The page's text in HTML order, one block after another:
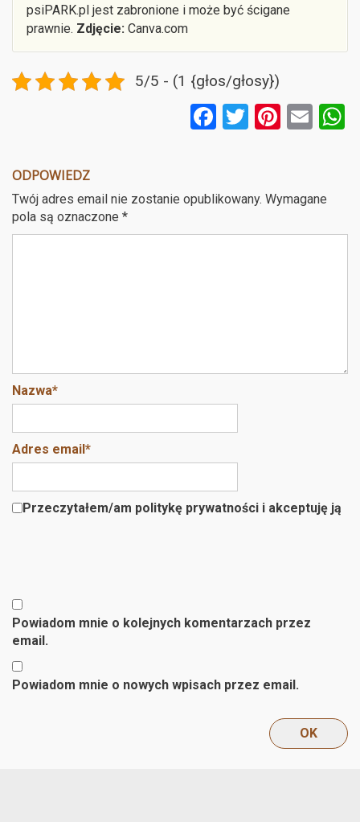
psiPARK.pl jest zabronione i może być ścigane
prawnie. Zdjęcie: Canva.com
5/5 - (1 {głos/głosy})
F
b
o
T
er
Pi
es
E
ODPOWIEDZ
Twój adres email nie zostanie opublikowany. Wymagane
pola są oznaczone *
Nazwa*
Adres email*
Przeczytałem/am politykę prywatności i akceptuję ją
Powiadom mnie o kolejnych komentarzach przez
email.
Powiadom mnie o nowych wpisach przez email.